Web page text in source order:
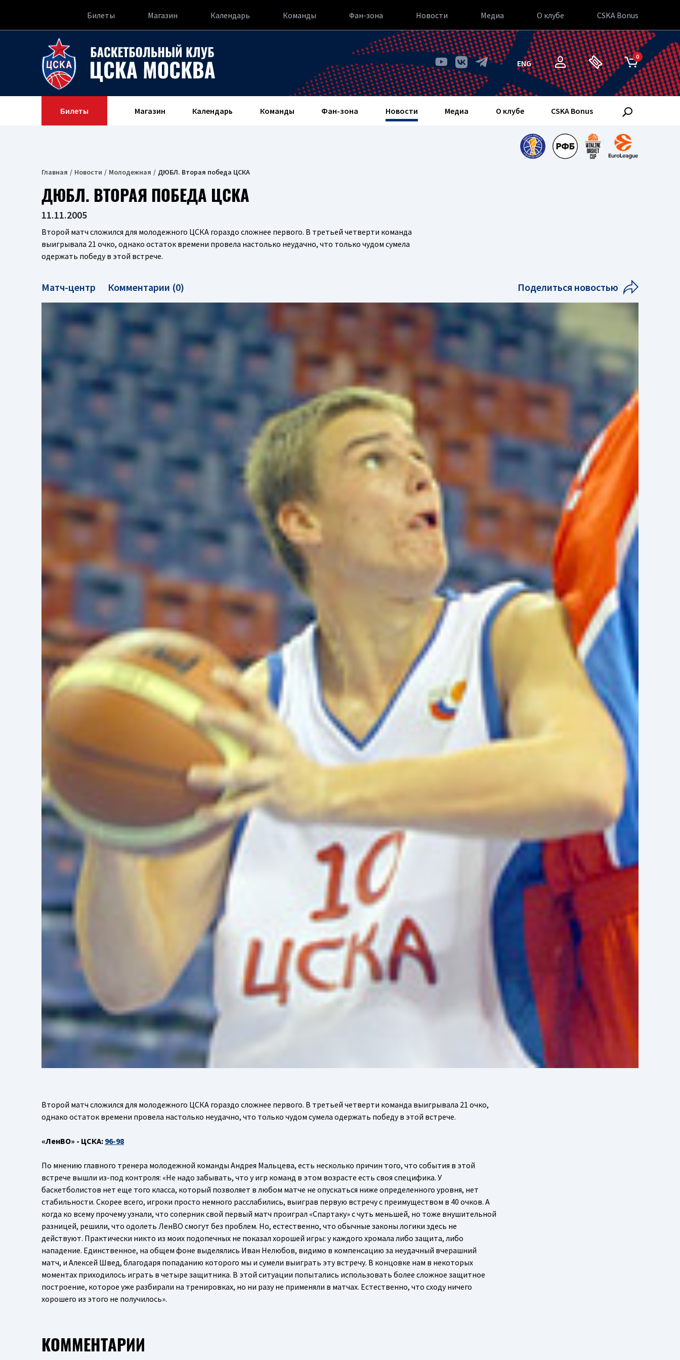
Билеты Магазин Календарь Команды Фан-зона Новости Медиа О клубе CSKA Bonus
ENG
0
Билеты Магазин Календарь Команды Фан-зона Новости Медиа О клубе CSKA Bonus
Главная Новости Молодежная ДЮБЛ. Вторая победа ЦСКА
ДЮБЛ. ВТОРАЯ ПОБЕДА ЦСКА
11.11.2005
Второй матч сложился для молодежного ЦСКА гораздо сложнее первого. В третьей четверти команда
выигрывала 21 очко, однако остаток времени провела настолько неудачно, что только чудом сумела
одержать победу в этой встрече.
Матч-центр Комментарии (0) Поделиться новостью
Второй матч сложился для молодежного ЦСКА гораздо сложнее первого. В третьей четверти команда выигрывала 21 очко,
однако остаток времени провела настолько неудачно, что только чудом сумела одержать победу в этой встрече.
«ЛенВО» - ЦСКА: 96-98
По мнению главного тренера молодежной команды Андрея Мальцева, есть несколько причин того, что события в этой
встрече вышли из-под контроля: «Не надо забывать, что у игр команд в этом возрасте есть своя специфика. У
баскетболистов нет еще того класса, который позволяет в любом матче не опускаться ниже определенного уровня, нет
стабильности. Скорее всего, игроки просто немного расслабились, выиграв первую встречу с преимуществом в 40 очков. А
когда ко всему прочему узнали, что соперник свой первый матч проиграл «Спартаку» с чуть меньшей, но тоже внушительной
разницей, решили, что одолеть ЛенВО смогут без проблем. Но, естественно, что обычные законы логики здесь не
действуют. Практически никто из моих подопечных не показал хорошей игры: у каждого хромала либо защита, либо
нападение. Единственное, на общем фоне выделялись Иван Нелюбов, видимо в компенсацию за неудачный вчерашний
матч, и Алексей Швед, благодаря попаданию которого мы и сумели выиграть эту встречу. В концовке нам в некоторых
моментах приходилось играть в четыре защитника. В этой ситуации попытались использовать более сложное защитное
построение, которое уже разбирали на тренировках, но ни разу не применяли в матчах. Естественно, что сходу ничего
хорошего из этого не получилось».
КОММЕНТАРИИ